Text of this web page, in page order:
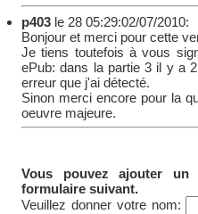
p403 le 28 05:29:02/07/2010:
Bonjour et merci pour cette
Je tiens toutefois à vous
ePub: dans la partie 3 il y a
erreur que j'ai détecté.
Sinon merci encore pour la
oeuvre majeure.
Vous pouvez ajouter un
formulaire suivant.
Veuillez donner votre nom: